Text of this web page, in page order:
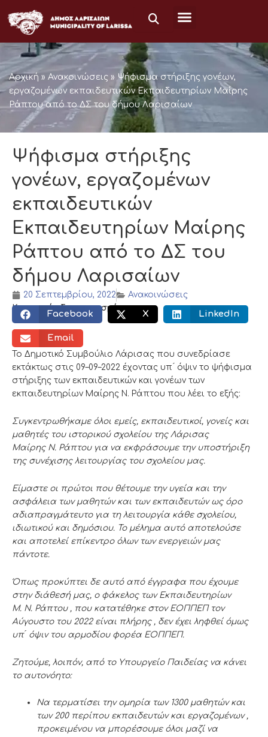
στο
περιεχόμενο
Αρχική » Ανακοινώσεις » Ψήφισμα στήριξης γονέων,
εργαζομένων εκπαιδευτικών Εκπαιδευτηρίων Μαίρης
Ράπτου από το ΔΣ του δήμου Λαρισαίων
Ψήφισμα στήριξης
γονέων, εργαζομένων
εκπαιδευτικών
Εκπαιδευτηρίων Μαίρης
Ράπτου από το ΔΣ του
δήμου Λαρισαίων
20 Σεπτεμβρίου, 2022
Ανακοινώσεις
Κοινωνικός διαμοιρασμός:
Facebook X LinkedIn
Email
Το Δημοτικό Συμβούλιο Λάρισας που συνεδρίασε
εκτάκτως στις 09–09–2022 έχοντας υπ ́
όψιν το ψήφισμα
στήριξης των εκπαιδευτικών και γονέων των
εκπαιδευτηρίων Μαίρης Ν. Ράπτου που λέει το εξής:
Συγκεντρωθήκαμε όλοι εμείς, εκπαιδευτικοί, γονείς και
μαθητές του ιστορικού σχολείου της Λάρισας
Μαίρης Ν. Ράπτου για να εκφράσουμε την υποστήριξη
της συνέχισης λειτουργίας του σχολείου μας.
Είμαστε οι πρώτοι που θέτουμε την υγεία και την
ασφάλεια των μαθητών και των εκπαιδευτών ως όρο
αδιαπραγμάτευτο για τη λειτουργία κάθε σχολείου,
ιδιωτικού και δημόσιου. Το μέλημα αυτό αποτελούσε
και αποτελεί επίκεντρο όλων των ενεργειών μας
πάντοτε.
Όπως προκύπτει δε αυτό από έγγραφα που έχουμε
στην διάθεσή μας, ο φάκελος των Εκπαιδευτηρίων
Μ. Ν. Ράπτου , που κατατέθηκε στον ΕΟΠΠΕΠ τον
Αύγουστο του 2022 είναι πλήρης , δεν έχει ληφθεί όμως
υπ ́ όψιν του αρμοδίου φορέα ΕΟΠΠΕΠ.
Ζητούμε, λοιπόν, από το Υπουργείο Παιδείας να κάνει
το αυτονόητο:
Να τερματίσει την ομηρία των 1300 μαθητών και
των 200 περίπου εκπαιδευτών και εργαζομένων ,
προκειμένου να μπορέσουμε όλοι μαζί να